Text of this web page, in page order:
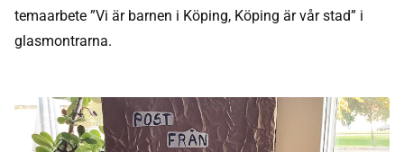
temaarbete ”Vi är barnen i Köping, Köping är vår stad” i
glasmontrarna.